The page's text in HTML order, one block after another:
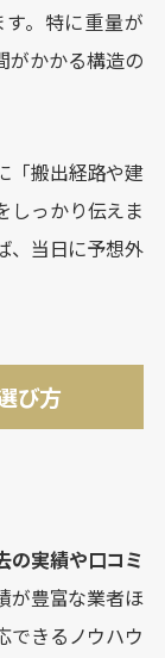
。特に重量が
がかかる構造の
「搬出経路や建
しっかり伝えま
、当日に予想外
び方
の実績や口コミ
が豊富な業者ほ
できるノウハウ